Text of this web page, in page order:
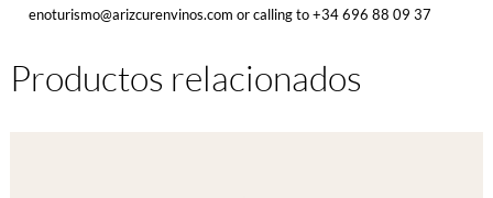
enoturismo@arizcurenvinos.com or calling to+34 696 88 09 37
Productos relacionados